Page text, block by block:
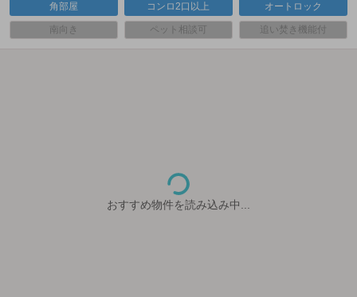
角部屋 コンロ2口以上 オートロック
南向き ペット相談可 追い焚き機能付
おすすめ物件を読み込み中...